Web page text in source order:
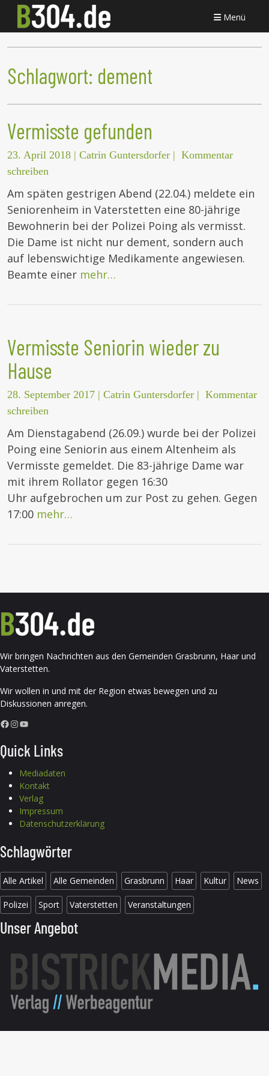
Menü
Schlagwort: dement
Vermisste gefunden
23. April 2018 | Catrin Guntersdorfer | Kommentar
schreiben
Am späten gestrigen Abend (22.04.) meldete ein
Seniorenheim in Vaterstetten eine 80-jährige
Bewohnerin bei der Polizei Poing als vermisst.
Die Dame ist nicht nur dement, sondern auch
auf lebenswichtige Medikamente angewiesen.
Beamte einer mehr…
Vermisste Seniorin wieder zu
Hause
28. September 2017 | Catrin Guntersdorfer | Kommentar
schreiben
Am Dienstagabend (26.09.) wurde bei der Polizei
Poing eine Seniorin aus einem Altenheim als
Vermisste gemeldet. Die 83-jährige Dame war
mit ihrem Rollator gegen 16:30
Uhr aufgebrochen um zur Post zu gehen. Gegen
17:00 mehr…
Wir bringen Nachrichten aus den Gemeinden Grasbrunn, Haar und
Vaterstetten.
Wir wollen in und mit der Region etwas bewegen und zu
Diskussionen anregen.
Facebook InstagramYouTube
Quick Links
Mediadaten
Kontakt
Verlag
Impressum
Datenschutzerklärung
Schlagwörter
Alle Artikel Alle Gemeinden Grasbrunn Haar Kultur News
Polizei Sport Vaterstetten Veranstaltungen
Unser Angebot